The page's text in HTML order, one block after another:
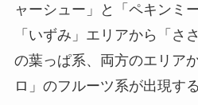
ャーシュー」と「ペキンミ
「いずみ」エリアから「さ
の葉っぱ系、両方のエリア
ロ」のフルーツ系が出現す